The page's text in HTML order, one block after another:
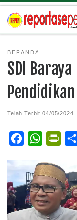
BERANDA
SDI
Telah Terbit 04/05/2024
c
e
b
o
W
a
t
s
A
i
n
t
F